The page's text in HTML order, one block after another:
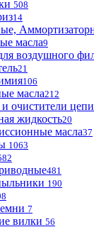
508
14
масла9
воздушного
21
106
масла212
очистители цепи
жидкость20
масла37
1063
481
190
7
вилки 56